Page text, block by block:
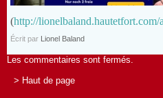
(http://
Écrit par Lionel Baland
Les commentaires sont fermés.
> Haut de page